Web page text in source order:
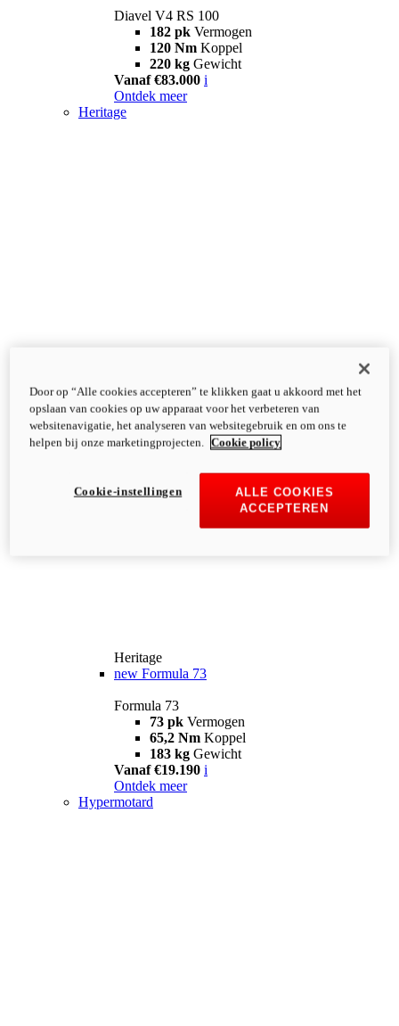
Diavel V4 RS 100
182 pk Vermogen
120 Nm Koppel
220 kg Gewicht
Vanaf €83.000 i
Ontdek meer
Heritage
Heritage
new Formula 73
Formula 73
73 pk Vermogen
65,2 Nm Koppel
183 kg Gewicht
Vanaf €19.190 i
Ontdek meer
Hypermotard
Door op “Alle cookies accepteren” te klikken gaat u akkoord met het
opslaan van cookies op uw apparaat voor het verbeteren van
websitenavigatie, het analyseren van websitegebruik en om ons te
helpen bij onze marketingprojecten.
Cookie policy
ALLE COOKIES
ACCEPTEREN
Cookie-instellingen